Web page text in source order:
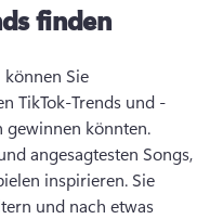
finden
(opens in a new tab)
können Sie
TikTok-Trends und -
angesagtesten Songs,
inspirieren. Sie
und nach etwas